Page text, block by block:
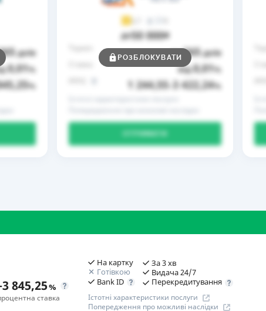
днів
0,01%
%
3,7
до50 000₴
до 365днів
від0,01%
1 244,55 3 422,24%
РОЗБЛОКУВАТИ
3 845,25%
ставка
На картку
Готівкою
Bank ID
За 3 хв
Видача 24/7
Перекредитування
Істотні характеристики послуги
Попередження про можливі наслідки